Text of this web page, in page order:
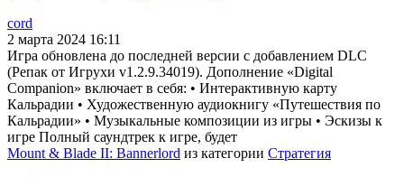
cord
2 марта 2024 16:11
Игра обновлена до последней версии с добавлением DLC
(Репак от Игрухи v1.2.9.34019). Дополнение «Digital
Companion» включает в себя: • Интерактивную карту
Кальрадии • Художественную аудиокнигу «Путешествия по
Кальрадии» • Музыкальные композиции из игры • Эскизы к
игре Полный саундтрек к игре, будет
Mount & Blade II: Bannerlord из категории Стратегия